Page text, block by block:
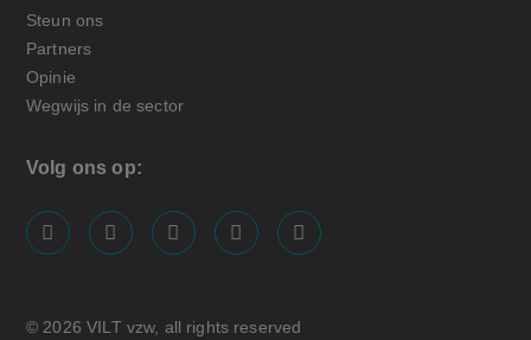
Steun ons
Partners
Opinie
Wegwijs in de sector
Volg ons op:
screenreader.visit us on our facebook page: https://
screenreader.visit us on our linkedin page:
screenreader.visit us on our
screenreader.visit us on our x
screenreader.visit us on
© 2026 VILT vzw, all rights reserved